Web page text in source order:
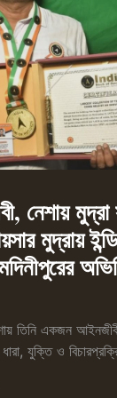
নেশায়
মুদ্রায়
তিনি একজন
যুক্তি ও